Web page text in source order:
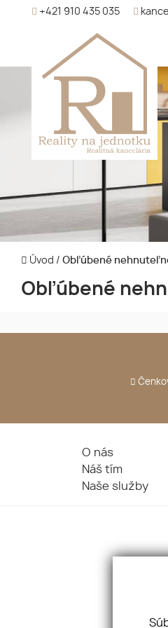
+421 910 435 035
Úvod / Obľúbené
Obľúbené
O nás
Náš tím
Naše služby